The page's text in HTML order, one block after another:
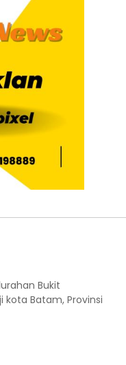
Bukit
Batam, Provinsi